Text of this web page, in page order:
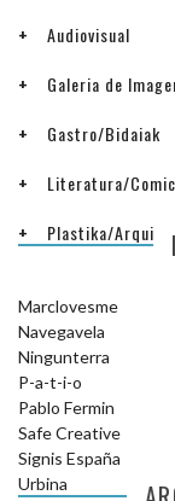
Audiovisual
Galeria de
Gastro/Bidaiak
Literatura/Comic
Plastika/
Marclovesme
Navegavela
Ningunterra
P-a-t-i-o
Pablo Fermin
Safe Creative
Signis España
Urbina